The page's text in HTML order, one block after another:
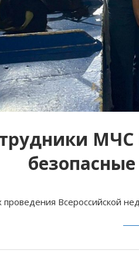
МЧС
проведения Всероссийской